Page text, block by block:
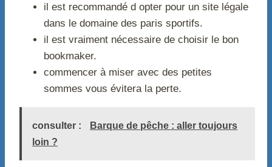
il est recommandé d opter pour un site légale
dans le domaine des paris sportifs.
il est vraiment nécessaire de choisir le bon
bookmaker.
commencer à miser avec des petites
sommes vous évitera la perte.
consulter :
Barque de pêche : aller toujours
loin ?